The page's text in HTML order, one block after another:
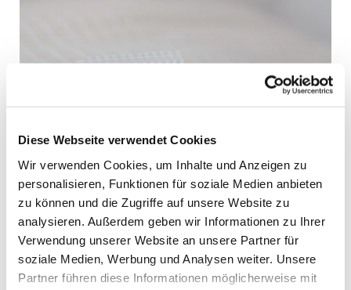
Diese Webseite verwendet Cookies
Wir verwenden Cookies, um Inhalte und Anzeigen zu
personalisieren, Funktionen für soziale Medien anbieten
zu können und die Zugriffe auf unsere Website zu
analysieren. Außerdem geben wir Informationen zu Ihrer
Verwendung unserer Website an unsere Partner für
soziale Medien, Werbung und Analysen weiter. Unsere
Partner führen diese Informationen möglicherweise mit
Donnerstag, 19. November 2026,
17:00 Uhr